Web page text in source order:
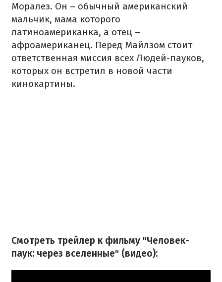
Моралез. Он – обычный американский
мальчик, мама которого
латиноамериканка, а отец –
афроамериканец. Перед Майлзом стоит
ответственная миссия всех Людей-пауков,
которых он встретил в новой части
кинокартины.
Смотреть трейлер к фильму "Человек-
паук: через вселенные" (видео):